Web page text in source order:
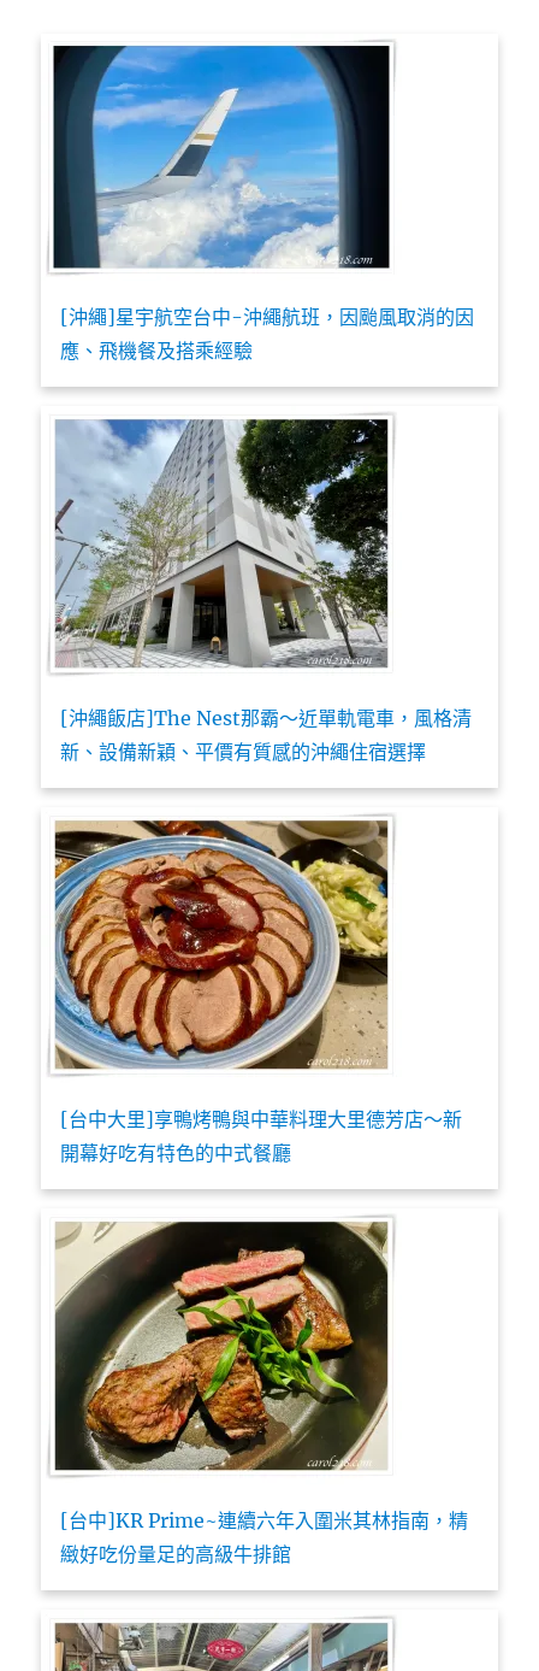
[沖繩]星宇航空台中-沖繩航班，因颱風取消的因
應、飛機餐及搭乘經驗
[沖繩飯店]The Nest那霸～近單軌電車，風格清
新、設備新穎、平價有質感的沖繩住宿選擇
[台中大里]享鴨烤鴨與中華料理大里德芳店～新
開幕好吃有特色的中式餐廳
[台中]KR Prime~連續六年入圍米其林指南，精
緻好吃份量足的高級牛排館